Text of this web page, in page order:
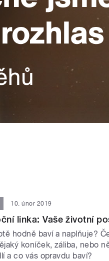
10. únor 2019
linka: Vaše životní
hodně baví a naplňuje?
koníček, záliba, nebo
a co vás opravdu baví?